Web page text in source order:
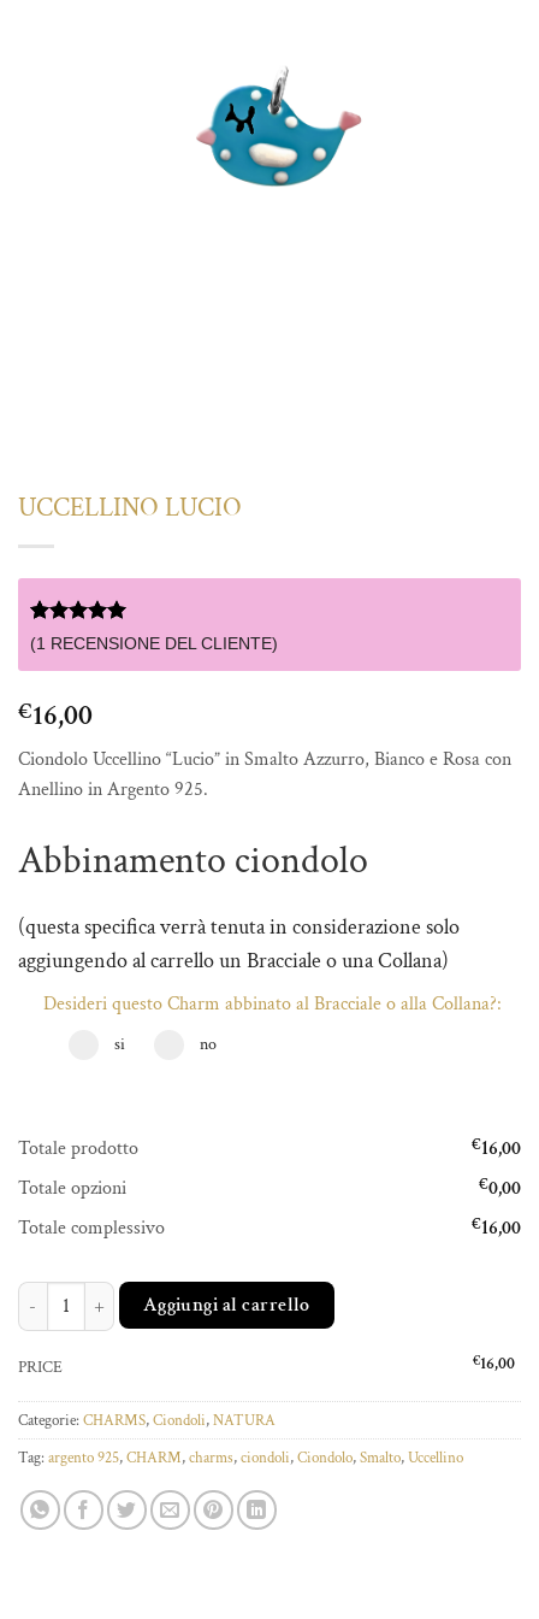
UCCELLINO LUCIO
Valutato5
su 5 su
base di
1
(1 RECENSIONE DEL CLIENTE)
€16,00
Ciondolo Uccellino “Lucio” in Smalto Azzurro, Bianco e Rosa con
Anellino in Argento 925.
Abbinamento ciondolo
(questa specifica verrà tenuta in considerazione solo
aggiungendo al carrello un Bracciale o una Collana)
Desideri questo Charm abbinato al Bracciale o alla Collana?:
si no
Totale prodotto €16,00
Totale opzioni
€0,00
Totale complessivo
€16,00
UCCELLINO LUCIO quantitàAggiungi al carrello
PRICE €16,00
Categorie: CHARMS,Ciondoli,NATURA
Tag: argento 925,CHARM,charms,ciondoli,Ciondolo,Smalto,Uccellino